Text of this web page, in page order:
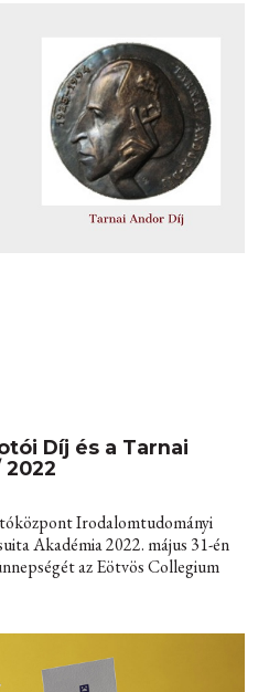
Díj és a Tarnai
Irodalomtudományi
Akadémia 2022. május 31-én
az Eötvös Collegium